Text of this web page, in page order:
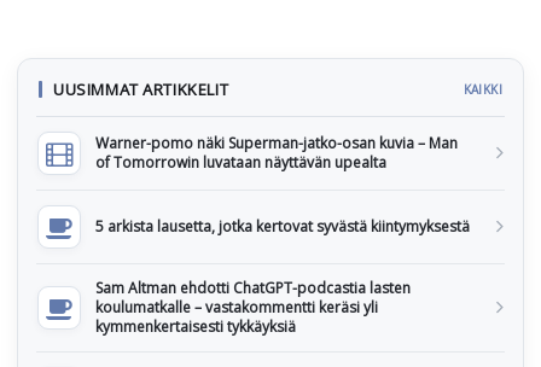
UUSIMMAT ARTIKKELIT KAIKKI
Warner-pomo näki Superman-jatko-osan kuvia – Man
of Tomorrowin luvataan näyttävän upealta
5 arkista lausetta, jotka kertovat syvästä kiintymyksestä
Sam Altman ehdotti ChatGPT-podcastia lasten
koulumatkalle – vastakommentti keräsi yli
kymmenkertaisesti tykkäyksiä